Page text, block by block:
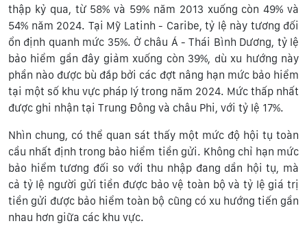
thập kỷ qua, từ 58% và 59% năm 2013 xuống còn 49% và
54% năm 2024. Tại Mỹ Latinh - Caribe, tỷ lệ này tương đối
ổn định quanh mức 35%. Ở châu Á - Thái Bình Dương, tỷ lệ
bảo hiểm gần đây giảm xuống còn 39%, dù xu hướng này
phần nào được bù đắp bởi các đợt nâng hạn mức bảo hiểm
tại một số khu vực pháp lý trong năm 2024. Mức thấp nhất
được ghi nhận tại Trung Đông và châu Phi, với tỷ lệ 17%.
Nhìn chung, có thể quan sát thấy một mức độ hội tụ toàn
cầu nhất định trong bảo hiểm tiền gửi. Không chỉ hạn mức
bảo hiểm tương đối so với thu nhập đang dần hội tụ, mà
cả tỷ lệ người gửi tiền được bảo vệ toàn bộ và tỷ lệ giá trị
tiền gửi được bảo hiểm toàn bộ cũng có xu hướng tiến gần
nhau hơn giữa các khu vực.